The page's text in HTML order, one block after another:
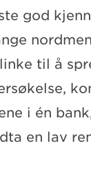
god
til å
i én
en lav